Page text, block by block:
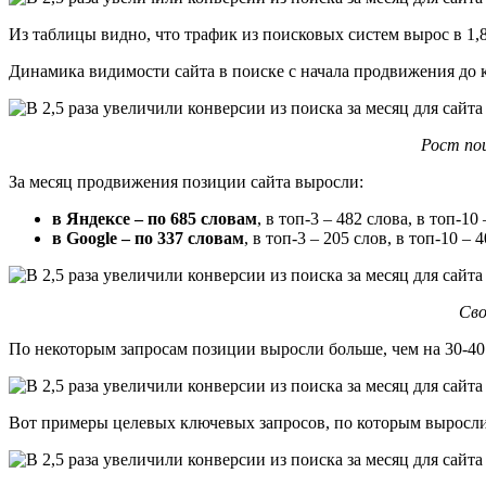
Из таблицы видно, что трафик из поисковых систем вырос в
Динамика видимости сайта в поиске с начала продвижения до
Рост
За месяц продвижения позиции сайта выросли:
в Яндексе – по 685 словам, в топ-3 – 482 слова, в топ-10
в Google – по 337 словам, в топ-3 – 205 слов, в топ-10 –
По некоторым запросам позиции выросли больше, чем на 30-
Вот примеры целевых ключевых запросов, по которым